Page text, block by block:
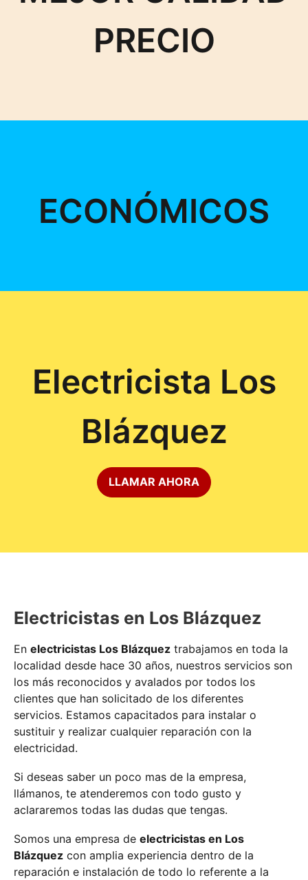
PRECIO
ECONÓMICOS
Electricista Los
Blázquez
LLAMAR AHORA
Electricistas en Los Blázquez
En electricistas Los Blázquez trabajamos en toda la
localidad desde hace 30 años, nuestros servicios son
los más reconocidos y avalados por todos los
clientes que han solicitado de los diferentes
servicios. Estamos capacitados para instalar o
sustituir y realizar cualquier reparación con la
electricidad.
Si deseas saber un poco mas de la empresa,
llámanos, te atenderemos con todo gusto y
aclararemos todas las dudas que tengas.
Somos una empresa de electricistas en Los
Blázquez con amplia experiencia dentro de la
reparación e instalación de todo lo referente a la